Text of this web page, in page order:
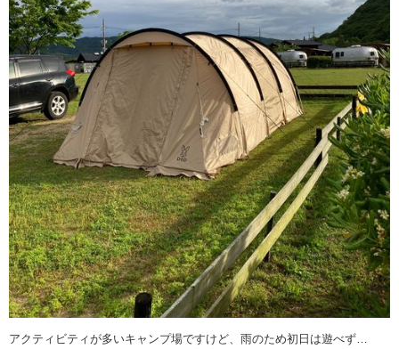
アクティビティが多いキャンプ場ですけど、雨のため初日は遊べず…